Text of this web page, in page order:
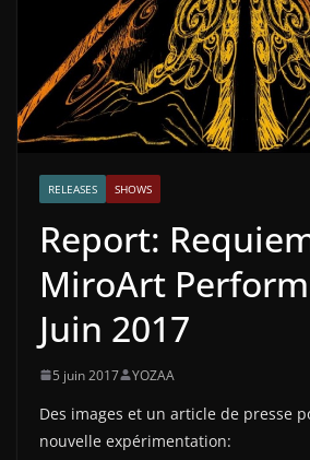
RELEASES SHOWS
Report:
MiroArt
Juin 2017
5 juin 2017 YOZAA
Des images et un article de presse
nouvelle expérimentation: